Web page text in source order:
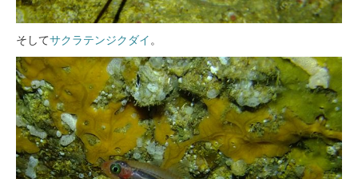
そしてサクラテンジクダイ。